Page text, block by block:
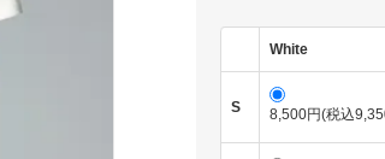
White
S 8,500円(税込